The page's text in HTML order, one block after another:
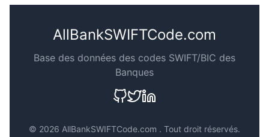
AllBankSWIFTCode.com
Base des données des codes SWIFT/BIC des
Banques
© 2026 AllBankSWIFTCode.com . Tout droit réservés.